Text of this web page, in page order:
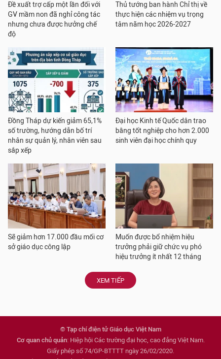
Đề xuất trợ cấp một lần đối với
GV mầm non đã nghỉ công tác
nhưng chưa được hưởng chế
độ
Thủ tướng ban hành Chỉ thị về
thực hiện các nhiệm vụ trọng
tâm năm học 2026-2027
Đồng Tháp dự kiến giảm 65,1%
số trường, hướng dẫn bố trí
nhân sự quản lý, nhân viên sau
sắp xếp
Đại học Kinh tế Quốc dân trao
bằng tốt nghiệp cho hơn 2.000
sinh viên đại học chính quy
Sẽ giảm hơn 17.000 đầu mối cơ
sở giáo dục công lập
Muốn được bổ nhiệm hiệu
trưởng phải giữ chức vụ phó
hiệu trưởng ít nhất 12 tháng
XEM TIẾP
© Tạp chí điện tử Giáo dục Việt Nam
Cơ quan chủ quản: Hiệp hội Các trường đại học, cao đẳng Việt Nam.
Giấy phép số 74/GP-BTTTT ngày 26/02/2020.